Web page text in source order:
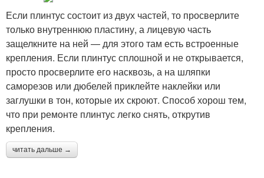
Если плинтус состоит из двух частей, то просверлите
только внутреннюю пластину, а лицевую часть
защелкните на ней — для этого там есть встроенные
крепления. Если плинтус сплошной и не открывается,
просто просверлите его насквозь, а на шляпки
саморезов или дюбелей приклейте наклейки или
заглушки в тон, которые их скроют. Способ хорош тем,
что при ремонте плинтус легко снять, открутив
крепления.
читать дальше →